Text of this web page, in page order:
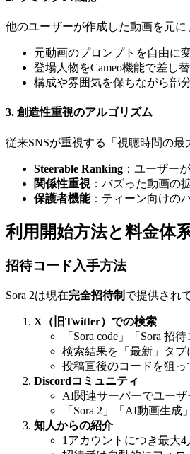
他のユーザーが作成した動画を元
元動画のプロンプトを自由に
登場人物をCameo機能で差し替
構成や雰囲気を保ちながら部
3. 創造性重視のアルゴリズム
従来SNSが重視する「視聴時間の最
Steerable Ranking ：ユーザー
関係性重視：バズった動画の
保護者機能：ティーン向けの
利用開始方法と料金体
招待コード入手方法
Sora 2は現在完全招待制 で提供され
X（旧Twitter）での検索
「Sora code」「Sora 招
検索結果を「最新」タブ
投稿直後のコードを狙っ
Discordコミュニティ
AI関連サーバーでユー
「Sora 2」「AI動画生
知人からの紹介
1アカウントにつき最大